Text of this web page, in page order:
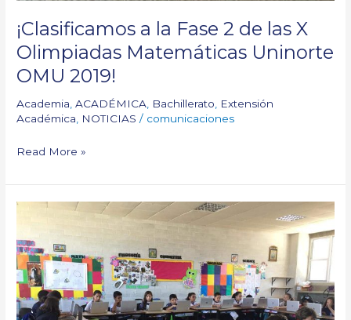
¡Clasificamos a la Fase 2 de las X
Olimpiadas Matemáticas Uninorte
OMU 2019!
Academia,ACADÉMICA, Bachillerato, Extensión
Académica, NOTICIAS / comunicaciones
Read More »
empezamos
a
usar
las
aulas
móviles!